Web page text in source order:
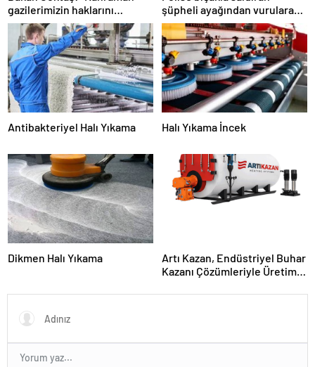
gazilerimizin haklarını
güçlendiren yeni bir dönemin
kapılarını aralıyoruz”
şüpheli ayağından vurularak
yakalandı
Antibakteriyel Halı Yıkama Halı Yıkama İncek
Dikmen Halı Yıkama
Artı Kazan, Endüstriyel Buhar
Kazanı Çözümleriyle Üretim
Sunuyor